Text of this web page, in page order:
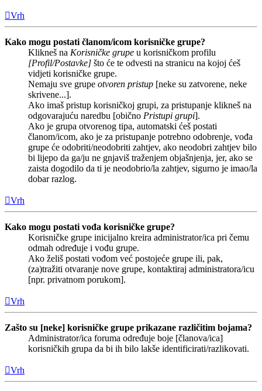
Vrh
Kako mogu postati članom/icom korisničke grupe?
Klikneš na Korisničke grupe u korisničkom profilu
[Profil/Postavke] što će te odvesti na stranicu na kojoj ćeš
vidjeti korisničke grupe.
Nemaju sve grupe otvoren pristup [neke su zatvorene, neke
skrivene...].
Ako imaš pristup korisničkoj grupi, za pristupanje klikneš na
odgovarajuću naredbu [obično Pristupi grupi].
Ako je grupa otvorenog tipa, automatski ćeš postati
članom/icom, ako je za pristupanje potrebno odobrenje, vođa
grupe će odobriti/neodobriti zahtjev, ako neodobri zahtjev bilo
bi lijepo da ga/ju ne gnjaviš traženjem objašnjenja, jer, ako se
zaista dogodilo da ti je neodobrio/la zahtjev, sigurno je imao/la
dobar razlog.
Vrh
Kako mogu postati vođa korisničke grupe?
Korisničke grupe inicijalno kreira administrator/ica pri čemu
odmah određuje i vođu grupe.
Ako želiš postati vođom već postojeće grupe ili, pak,
(za)tražiti otvaranje nove grupe, kontaktiraj administratora/icu
[npr. privatnom porukom].
Vrh
Zašto su [neke] korisničke grupe prikazane različitim bojama?
Administrator/ica foruma određuje boje [članova/ica]
korisničkih grupa da bi ih bilo lakše identificirati/razlikovati.
Vrh